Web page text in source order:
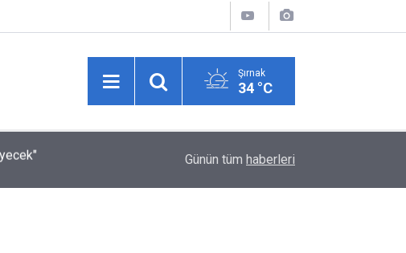
Şırnak
34 °C
Yolcu otobüsü kamyonete çarptı: 1 ölü, 15 yaralı
Günün tüm haberleri